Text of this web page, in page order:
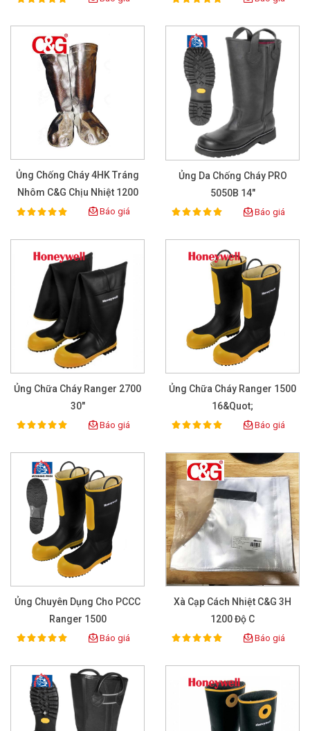
Ủng Chống Cháy 4HK Tráng
Nhôm C&G Chịu Nhiệt 1200
Rating:
100% Báo giá
Ủng Da Chống Cháy PRO
5050B 14"
Rating:
100% Báo giá
Ủng Chữa Cháy Ranger 2700
30"
Rating:
100% Báo giá
Ủng Chữa Cháy Ranger 1500
16&quot;
Rating:
100% Báo giá
Ủng Chuyên Dụng Cho PCCC
Ranger 1500
Rating:
100% Báo giá
Xà Cạp Cách Nhiệt C&G 3H
1200 Độ C
Rating:
100% Báo giá